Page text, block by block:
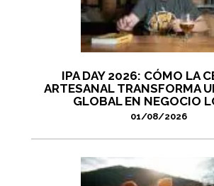
IPA DAY 2026: CÓMO LA
ARTESANAL TRANSFORMA
GLOBAL EN NEGOCIO
01/08/2026